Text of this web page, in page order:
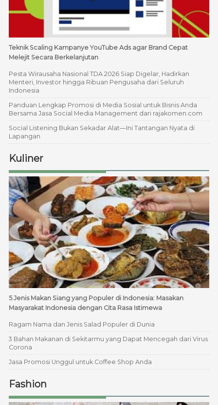
Teknik Scaling Kampanye YouTube Ads agar Brand Cepat
Melejit Secara Berkelanjutan
Pesta Wirausaha Nasional TDA 2026 Siap Digelar, Hadirkan
Menteri, Investor hingga Ribuan Pengusaha dari Seluruh
Indonesia
Panduan Lengkap Promosi di Media Sosial untuk Bisnis Anda
Bersama Jasa Social Media Management dari rajakomen.com
Social Listening Bukan Sekadar Alat—Ini Tantangan Nyata di
Lapangan
Kuliner
5 Jenis Makan Siang yang Populer di Indonesia: Masakan
Masyarakat Indonesia dengan Cita Rasa Istimewa
Ragam Nama dan Jenis Salad Populer di Dunia
3 Bahan Makanan di Sekitarmu yang Dapat Mencegah dari Virus
Corona
Jasa Promosi Unggul untuk Coffee Shop Anda
Fashion